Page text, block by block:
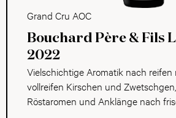
Grand Cru AOC
Bouchard Père & Fils
2022
Vielschichtige Aromatik nach reifen
vollreifen Kirschen und
Röstaromen und Anklänge nach